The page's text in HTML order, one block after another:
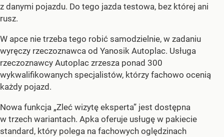
z danymi pojazdu. Do tego jazda testowa, bez której ani
rusz.
W apce nie trzeba tego robić samodzielnie, w zadaniu
wyręczy rzeczoznawca od Yanosik Autoplac. Usługa
rzeczoznawcy Autoplac zrzesza ponad 300
wykwalifikowanych specjalistów, którzy fachowo ocenią
każdy pojazd.
Nowa funkcja „Zleć wizytę eksperta” jest dostępna
w trzech wariantach. Apka oferuje usługę w pakiecie
standard, który polega na fachowych oględzinach